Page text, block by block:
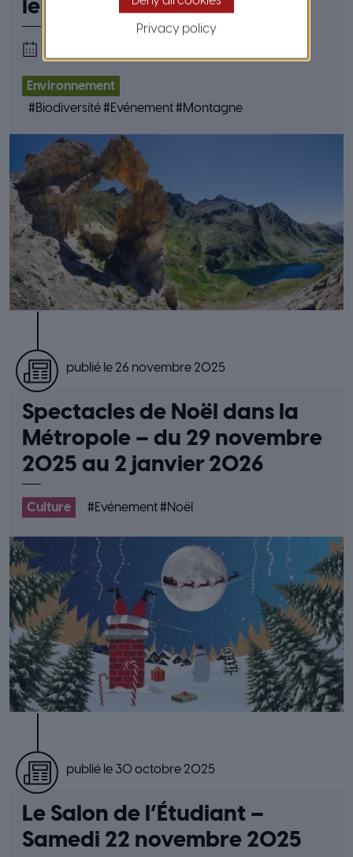
le massif du Mercantour
Environnement
#Biodiversité#Evénement#Montagne
publié le 26 novembre 2025
Spectacles de Noël dans la
Métropole – du 29 novembre
2025 au 2 janvier 2026
Culture #Evénement#Noël
publié le 30 octobre 2025
Le Salon de l’Étudiant –
Samedi 22 novembre 2025
Privacy policy